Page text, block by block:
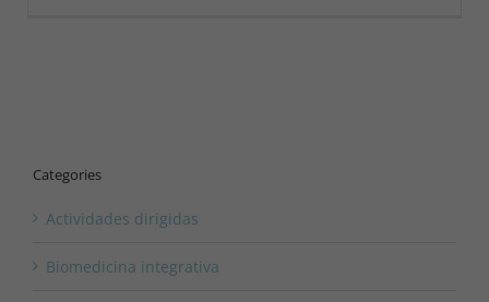
Categories
Actividades dirigidas
Biomedicina integrativa